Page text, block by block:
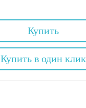
Купить
Купить в один клик